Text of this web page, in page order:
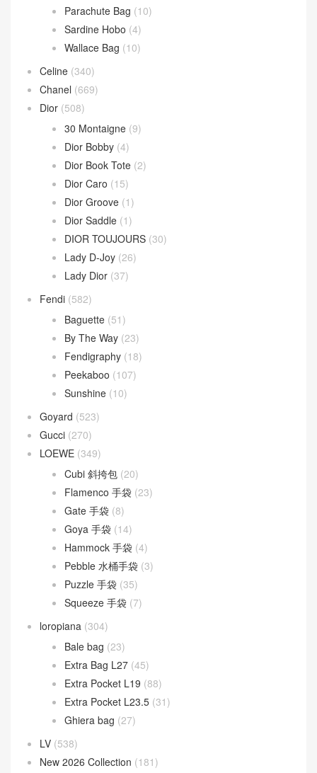
(594)
Andiamo (30)
Andiamo 手拿包(2)
Hop 斜挎包
Jodie 手提包
Loop 斜挎包
Parachute Bag(10)
Sardine Hobo(4)
Wallace Bag(10)
Celine(340)
Chanel(669)
Dior
(508)
30 Montaigne(9)
Dior Bobby (4)
Dior Book Tote
Dior Caro
Dior Groove(1)
Dior Saddle(1)
DIOR TOUJOURS
Lady D-Joy(26)
Lady Dior (37)
Fendi(582)
Baguette
By The Way
Fendigraphy (18)
Peekaboo (107)
Sunshine(10)
Goyard(523)
Gucci (270)
LOEWE(349)
Cubi 斜挎包 (20)
Flamenco 手袋(23)
Gate 手袋
Goya 手袋(14)
Hammock 手袋(4)
Pebble 水桶手袋(3)
Puzzle 手袋(35)
Squeeze 手袋(7)
loropiana
Bale bag(23)